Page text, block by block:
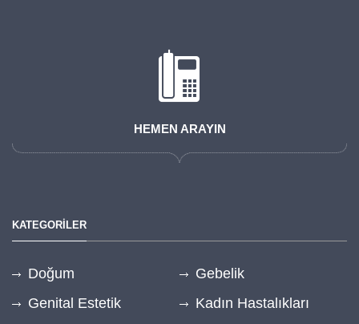
HEMEN ARAYIN
KATEGORİLER
Doğum
Gebelik
Genital Estetik
Kadın Hastalıkları